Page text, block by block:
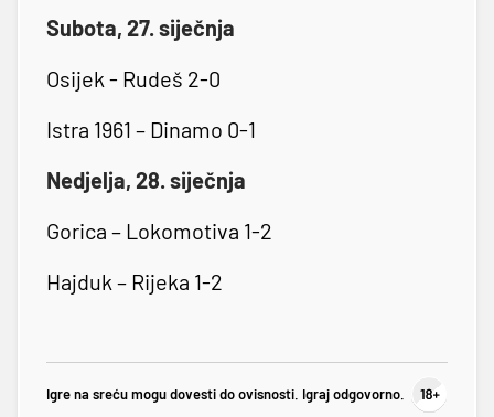
Subota, 27. siječnja
Osijek - Rudeš 2-0
Istra 1961 – Dinamo 0-1
Nedjelja, 28. siječnja
Gorica – Lokomotiva 1-2
Hajduk – Rijeka 1-2
Igre na sreću mogu dovesti do ovisnosti. Igraj odgovorno.